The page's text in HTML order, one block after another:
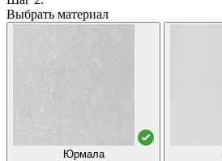
Выбрать материал
Юрмала